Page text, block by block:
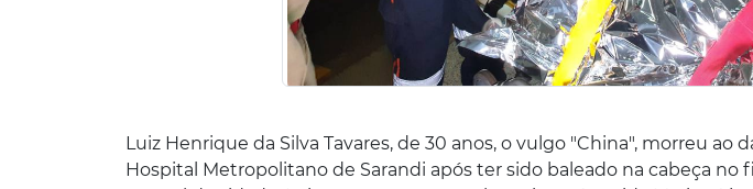
Luiz Henrique da Silva Tavares, de 30 anos, o vulgo "China", morreu ao
Hospital Metropolitano de Sarandi após ter sido baleado na cabeça no